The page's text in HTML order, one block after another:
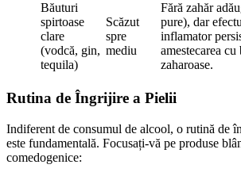
Băuturi
spirtoase
clare
(vodcă, gin,
tequila)
Scăzut
spre
mediu
Fără zahăr
pure), dar
inflamator
amestecarea cu
zaharoase.
Rutina de Îngrijire a Pielii
Indiferent de consumul de alcool, o rutină de
este fundamentală. Focusați-vă pe produse
comedogenice: